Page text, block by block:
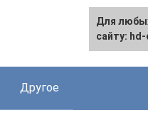
Другое
Для
сайту: